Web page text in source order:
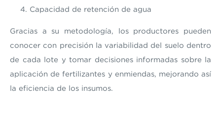
Capacidad de retención de agua
Gracias a su metodología, los productores pueden
conocer con precisión la variabilidad del suelo dentro
de cada lote y tomar decisiones informadas sobre la
aplicación de fertilizantes y enmiendas, mejorando así
la eficiencia de los insumos.